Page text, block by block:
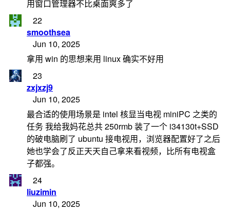
用窗口管理器不比桌面爽多了
22
smoothsea
Jun 10, 2025
拿用 win 的思想来用 linux 确实不好用
23
zxjxzj9
Jun 10, 2025
最合适的使用场景是 intel 核显当电视 miniPC 之类的
任务 我给我妈花总共 250rmb 装了一个 i34130t+SSD
的破电脑刷了 ubuntu 接电视用，浏览器配置好了之后
她也学会了反正天天自己拿来看视频，比所有电视盒
子都强。
24
liuzimin
Jun 10, 2025